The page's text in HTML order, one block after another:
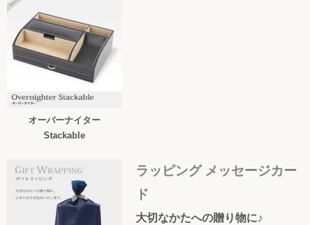
オーバーナイター
Stackable
ラッピング メッセージカー
ド
大切なかたへの贈り物に♪